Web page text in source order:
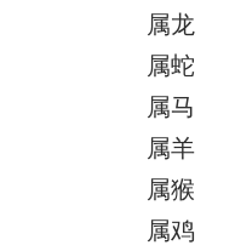
属龙
属蛇
属马
属羊
属猴
属鸡